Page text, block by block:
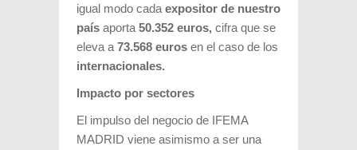
igual modo cada expositor de nuestro
país aporta 50.352 euros, cifra que se
eleva a 73.568 euros en el caso de los
internacionales.
Impacto por sectores
El impulso del negocio de IFEMA
MADRID viene asimismo a ser una